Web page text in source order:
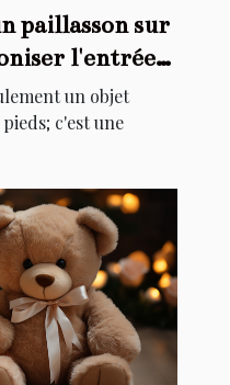
paillasson sur
l'entrée
un objet
c'est une